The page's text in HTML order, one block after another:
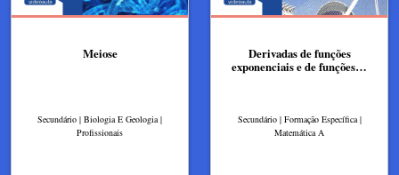
Meiose
Secundário | Biologia E Geologia |
Profissionais
Derivadas de funções
exponenciais e de funções…
Secundário | Formação Específica |
Matemática A